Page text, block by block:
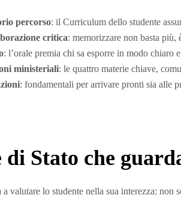
percorso: il Curriculum dello studente
critica: memorizzare non basta più,
: l’orale premia chi sa esporre in modo
ministeriali: le quattro materie chiave,
: fondamentali per arrivare pronti sia alle
di Stato che
valutare lo studente nella sua interezza: